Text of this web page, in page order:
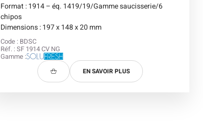
Format : 1914 – éq. 1419/19/Gamme saucisserie/6
chipos
Dimensions : 197 x 148 x 20 mm
Code : BDSC
Réf. : SF 1914 CV NG
Gamme :
EN SAVOIR PLUS